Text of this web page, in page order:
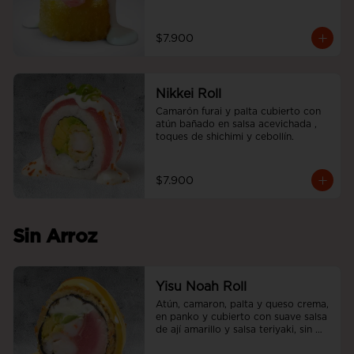
$7.900
Nikkei Roll
Camarón furai y palta cubierto con
atún bañado en salsa acevichada ,
toques de shichimi y cebollín.
$7.900
Sin Arroz
Yisu Noah Roll
Atún, camaron, palta y queso crema,
en panko y cubierto con suave salsa
de ají amarillo y salsa teriyaki, sin